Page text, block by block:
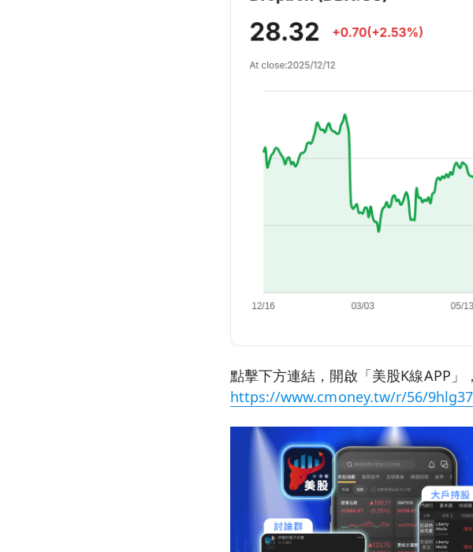
點擊下方連結，開啟「美股K線APP」
https://www.cmoney.tw/r/56/9hlg37